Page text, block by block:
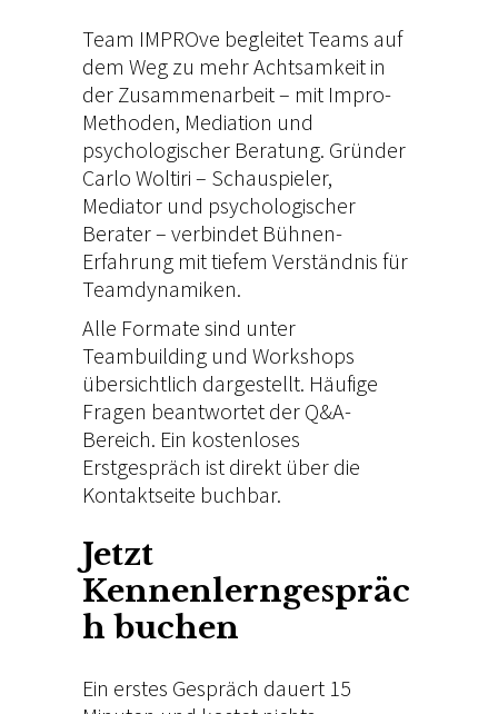
Team IMPROve begleitet Teams auf
dem Weg zu mehr Achtsamkeit in
der Zusammenarbeit – mit Impro-
Methoden, Mediation und
psychologischer Beratung. Gründer
Carlo Woltiri – Schauspieler,
Mediator und psychologischer
Berater – verbindet Bühnen-
Erfahrung mit tiefem Verständnis für
Teamdynamiken.
Alle Formate sind unter
Teambuilding und Workshops
übersichtlich dargestellt. Häufige
Fragen beantwortet der Q&A-
Bereich. Ein kostenloses
Erstgespräch ist direkt über die
Kontaktseite buchbar.
Jetzt
Kennenlerngespräc
h buchen
Ein erstes Gespräch dauert 15